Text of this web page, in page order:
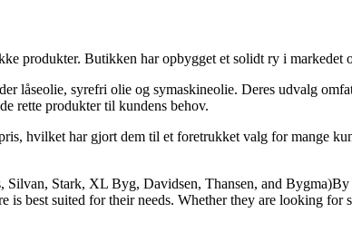
produkter. Butikken har opbygget et solidt ry i markedet
låseolie, syrefri olie og symaskineolie. Deres udvalg
rette produkter til kundens behov.
hvilket har gjort dem til et foretrukket valg for mange
Silvan, Stark, XL Byg, Davidsen, Thansen, and
best suited for their needs. Whether they are looking